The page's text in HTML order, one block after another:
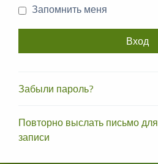
Запомнить меня
Забыли пароль?
Повторно выслать письмо
записи